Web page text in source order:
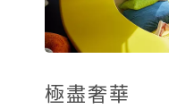
極盡奢華